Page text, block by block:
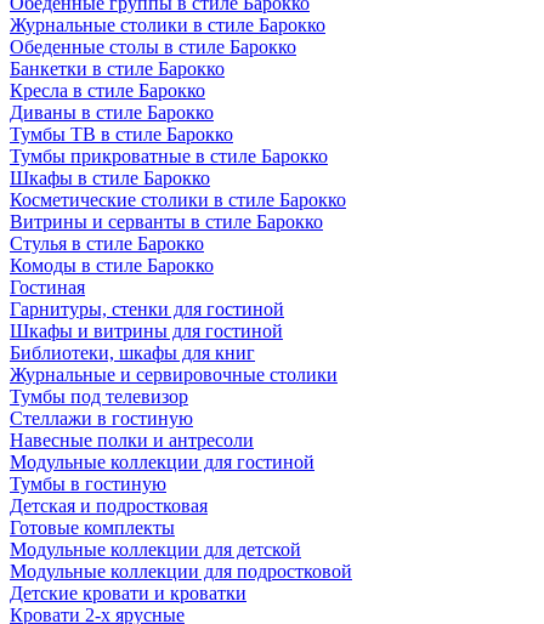
Журнальные столики в стиле Барокко
Обеденные столы в стиле Барокко
Банкетки в стиле Барокко
Кресла в стиле Барокко
Диваны в стиле Барокко
Тумбы ТВ в стиле Барокко
Тумбы прикроватные в стиле Барокко
Шкафы в стиле Барокко
Косметические столики в стиле Барокко
Витрины и серванты в стиле Барокко
Стулья в стиле Барокко
Комоды в стиле Барокко
Гостиная
Гарнитуры, стенки для гостиной
Шкафы и витрины для гостиной
Библиотеки, шкафы для книг
Журнальные и сервировочные столики
Тумбы под телевизор
Стеллажи в гостиную
Навесные полки и антресоли
Модульные коллекции для гостиной
Тумбы в гостиную
Детская и подростковая
Готовые комплекты
Модульные коллекции для детской
Модульные коллекции для подростковой
Детские кровати и кроватки
Кровати 2-х ярусные